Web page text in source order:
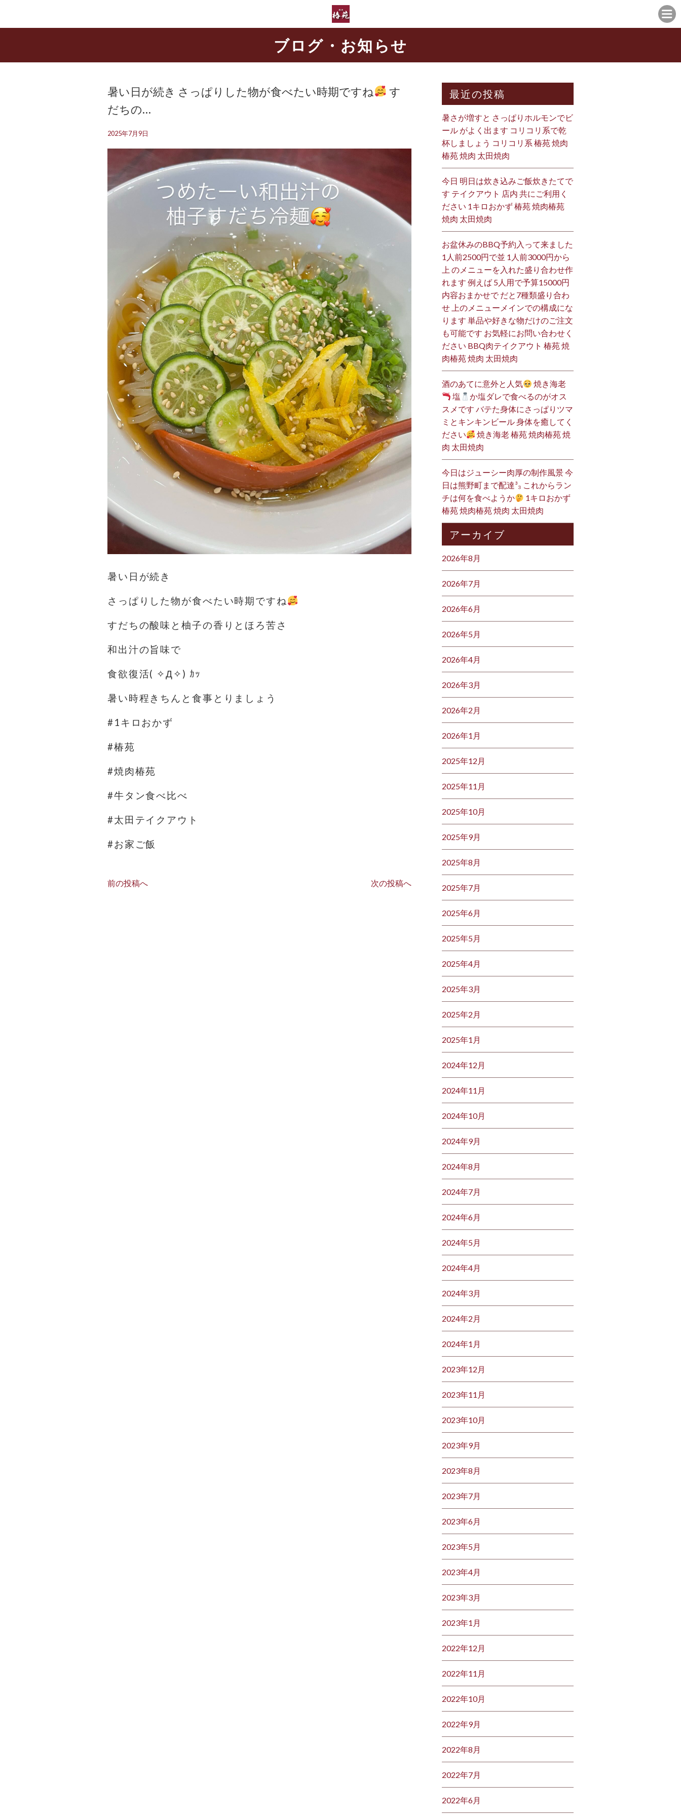
ブログ・お知らせ
暑い日が続き さっぱりした物が食べたい時期ですね
す
だちの…
2025年7月9日
暑い日が続き
さっぱりした物が食べたい時期ですね
すだちの酸味と柚子の香りとほろ苦さ
和出汁の旨味で
食欲復活( ✧Д✧) ｶｯ️
暑い時程きちんと食事とりましょう
#1キロおかず
#椿苑
#焼肉椿苑
#牛タン食べ比べ
#太田テイクアウト
#お家ご飯
前の投稿へ 次の投稿へ
最近の投稿
暑さが増すと さっぱりホルモンでビ
ール がよく出ます コリコリ系で乾
杯しましょう コリコリ系 椿苑 焼肉
椿苑 焼肉 太田焼肉
今日 明日は炊き込みご飯炊きたてで
す テイクアウト 店内 共にご利用く
ださい 1キロおかず 椿苑 焼肉椿苑
焼肉 太田焼肉
お盆休みのBBQ予約入って来ました
1人前2500円で並 1人前3000円から
上 のメニューを入れた盛り合わせ作
れます 例えば 5人用で予算15000円
内容おまかせで だと7種類盛り合わ
せ 上のメニューメインでの構成にな
ります 単品や好きな物だけのご注文
も可能です お気軽にお問い合わせく
ださい BBQ肉テイクアウト 椿苑 焼
肉椿苑 焼肉 太田焼肉
酒のあてに意外と人気
焼き海老
塩
か塩ダレで食べるのがオス
スメです バテた身体にさっぱりツマ
ミとキンキンビール 身体を癒してく
ださい
焼き海老 椿苑 焼肉椿苑 焼
肉 太田焼肉
今日はジューシー肉厚の制作風景 今
日は熊野町まで配達³₃ これからラン
チは何を食べようか
1キロおかず
椿苑 焼肉椿苑 焼肉 太田焼肉
アーカイブ
2026年8月
2026年7月
2026年6月
2026年5月
2026年4月
2026年3月
2026年2月
2026年1月
2025年12月
2025年11月
2025年10月
2025年9月
2025年8月
2025年7月
2025年6月
2025年5月
2025年4月
2025年3月
2025年2月
2025年1月
2024年12月
2024年11月
2024年10月
2024年9月
2024年8月
2024年7月
2024年6月
2024年5月
2024年4月
2024年3月
2024年2月
2024年1月
2023年12月
2023年11月
2023年10月
2023年9月
2023年8月
2023年7月
2023年6月
2023年5月
2023年4月
2023年3月
2023年1月
2022年12月
2022年11月
2022年10月
2022年9月
2022年8月
2022年7月
2022年6月